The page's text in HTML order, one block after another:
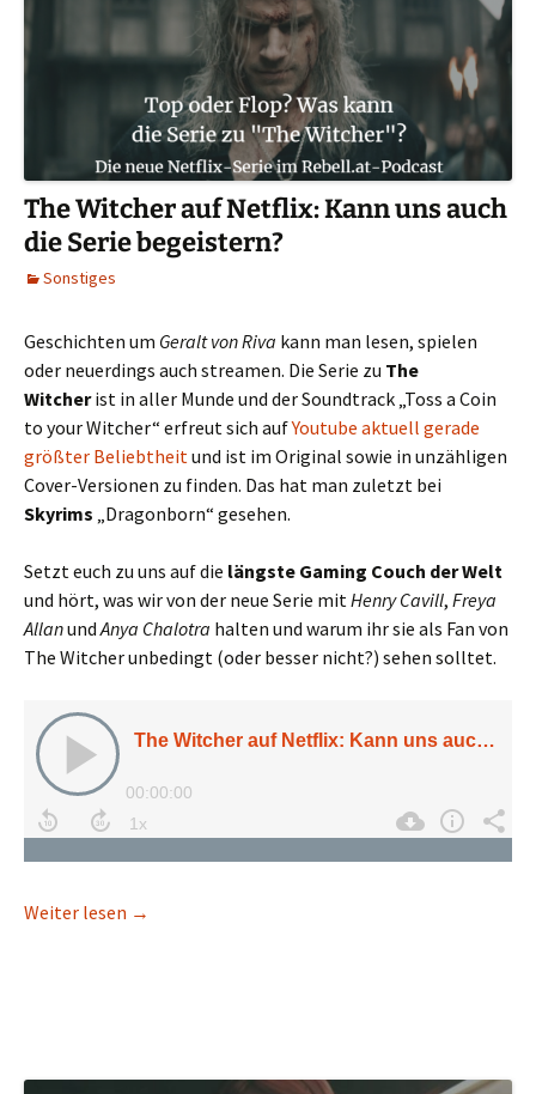
The Witcher auf Netflix: Kann uns auch
die Serie begeistern?
Sonstiges
Geschichten um Geralt von Riva kann man lesen, spielen
oder neuerdings auch streamen. Die Serie zu The
Witcherist in aller Munde und der Soundtrack „Toss a Coin
to your Witcher“ erfreut sich aufYoutube aktuell gerade
größter Beliebtheitund ist im Original sowie in unzähligen
Cover-Versionen zu finden. Das hat man zuletzt bei
Skyrims „Dragonborn“ gesehen.
Setzt euch zu uns auf die längste Gaming Couch der Welt
und hört, was wir von der neue Serie mitHenry Cavill, Freya
AllanundAnya Chalotra halten und warum ihr sie als Fan von
The Witcher unbedingt (oder besser nicht?) sehen solltet.
Weiter lesen The Witcher auf Netflix: Kann uns auch die Serie
→